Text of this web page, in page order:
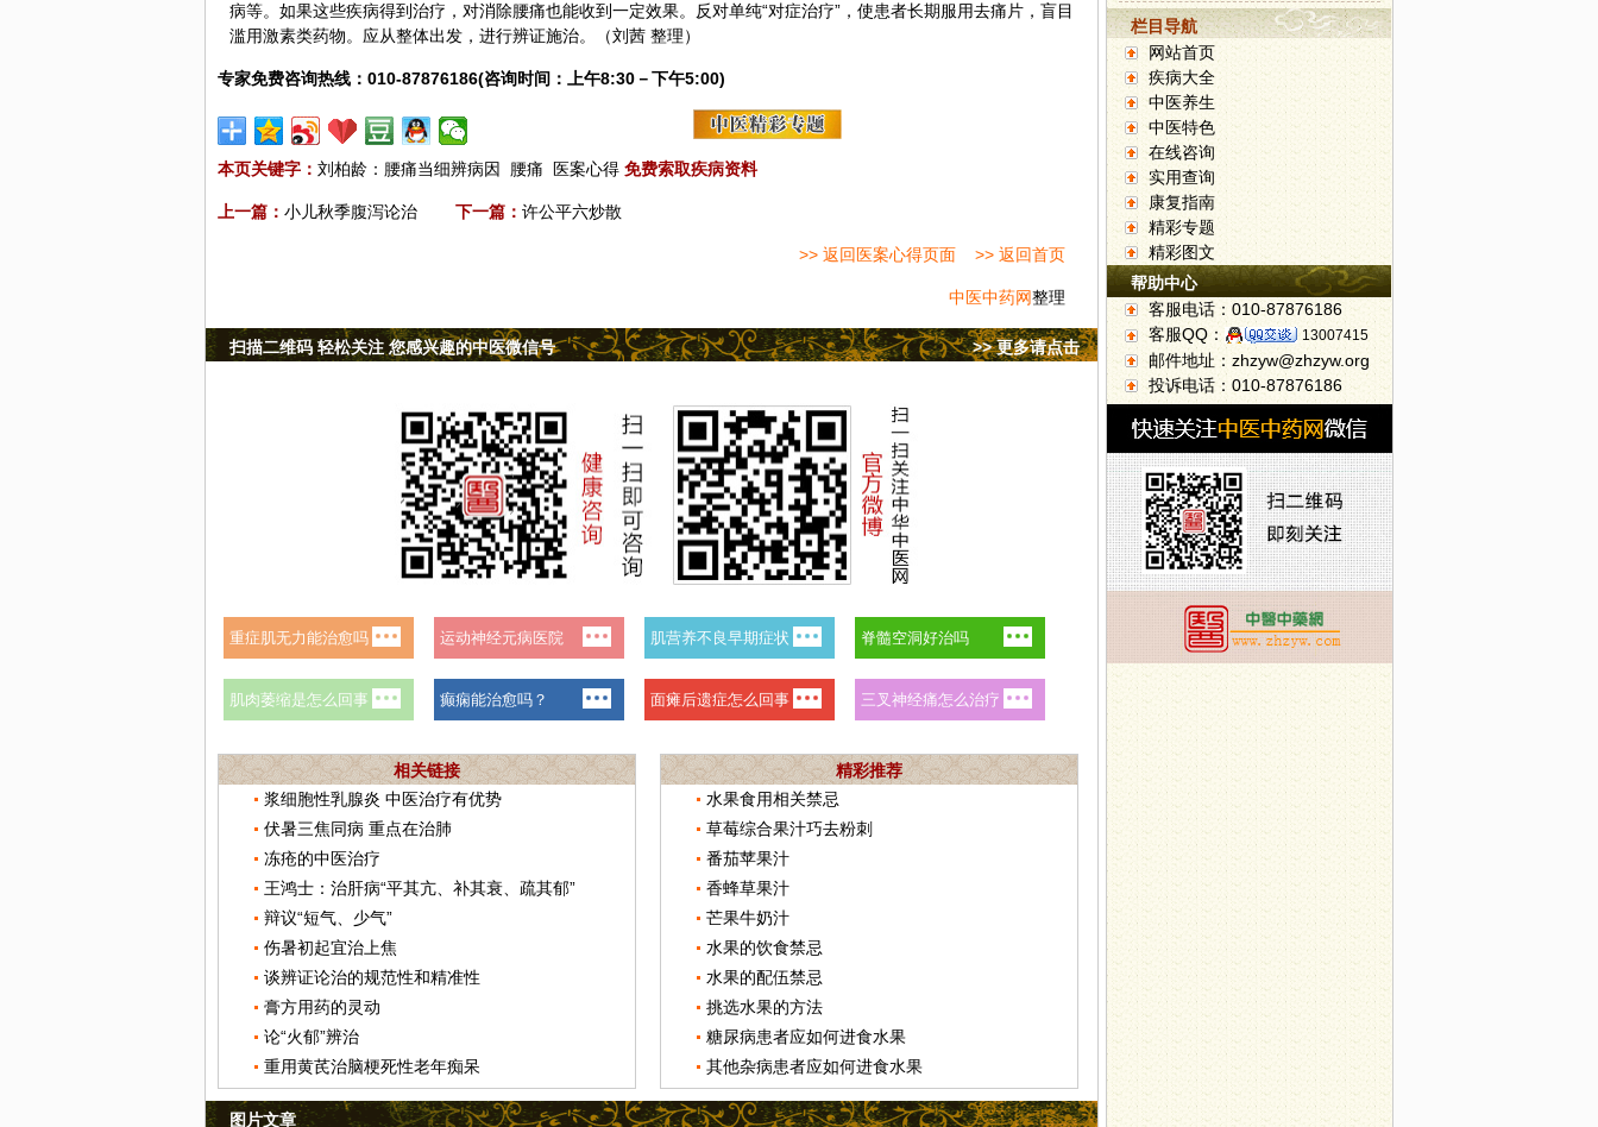
病等。如果这些疾病得到治疗，对消除腰痛也能收到一定效果。反对单纯“对症治疗”，使患者长期服用去痛片，盲目
滥用激素类药物。应从整体出发，进行辨证施治。（刘茜 整理）
专家免费咨询热线：010-87876186(咨询时间：上午8:30－下午5:00)
本页关键字： 刘柏龄：腰痛当细辨病因 腰痛 医案心得 免费索取疾病资料
上一篇： 小儿秋季腹泻论治 下一篇： 许公平六炒散
>> 返回医案心得页面 >> 返回首页
中医中药网整理
>> 更多请点击
扫描二维码 轻松关注 您感兴趣的中医微信号
相关链接
浆细胞性乳腺炎 中医治疗有优势
伏暑三焦同病 重点在治肺
冻疮的中医治疗
王鸿士：治肝病“平其亢、补其衰、疏其郁”
辩议“短气、少气”
伤暑初起宜治上焦
谈辨证论治的规范性和精准性
膏方用药的灵动
论“火郁”辨治
重用黄芪治脑梗死性老年痴呆
精彩推荐
水果食用相关禁忌
草莓综合果汁巧去粉刺
番茄苹果汁
香蜂草果汁
芒果牛奶汁
水果的饮食禁忌
水果的配伍禁忌
挑选水果的方法
糖尿病患者应如何进食水果
其他杂病患者应如何进食水果
图片文章
栏目导航
网站首页
疾病大全
中医养生
中医特色
在线咨询
实用查询
康复指南
精彩专题
精彩图文
帮助中心
客服电话：010-87876186
客服QQ：
13007415
邮件地址：zhzyw@zhzyw.org
投诉电话：010-87876186